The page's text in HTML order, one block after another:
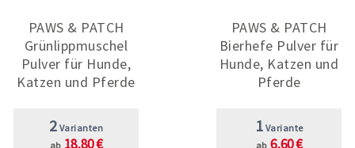
PAWS & PATCH
Grünlippmuschel
Pulver für Hunde,
Katzen und Pferde
2 Varianten
ab 18,80 €
PAWS & PATCH
Bierhefe Pulver für
Hunde, Katzen und
Pferde
1 Variante
ab 6,60 €